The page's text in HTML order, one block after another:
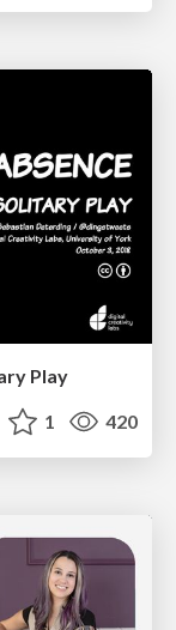
Play
1 420